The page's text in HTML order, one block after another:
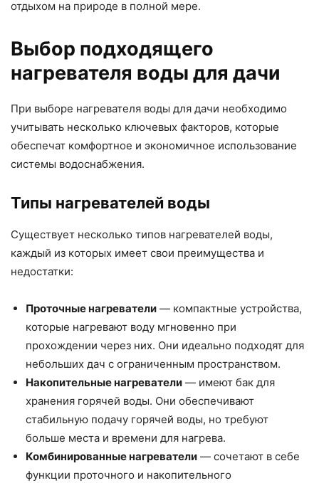
отдыхом на природе в полной мере.
Выбор подходящего
нагревателя воды для дачи
При выборе нагревателя воды для дачи необходимо
учитывать несколько ключевых факторов, которые
обеспечат комфортное и экономичное использование
системы водоснабжения.
Типы нагревателей воды
Существует несколько типов нагревателей воды,
каждый из которых имеет свои преимущества и
недостатки:
Проточные нагреватели — компактные устройства,
которые нагревают воду мгновенно при
прохождении через них. Они идеально подходят для
небольших дач с ограниченным пространством.
Накопительные нагреватели — имеют бак для
хранения горячей воды. Они обеспечивают
стабильную подачу горячей воды, но требуют
больше места и времени для нагрева.
Комбинированные нагреватели — сочетают в себе
функции проточного и накопительного